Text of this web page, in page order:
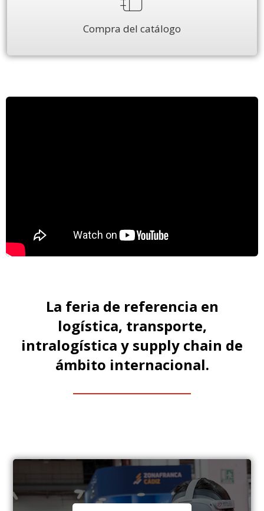
Compra del catálogo
La feria de referencia en
logística, transporte,
intralogística y supply chain de
ámbito internacional.